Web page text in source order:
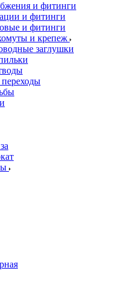
и фитинги
и фитинги
и фитинги
и крепеж
заглушки